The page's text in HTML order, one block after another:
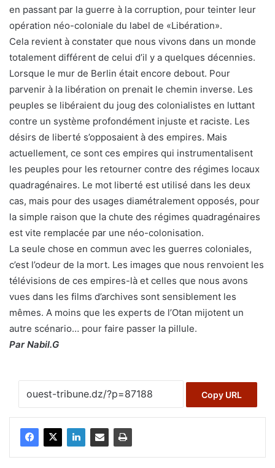
en passant par la guerre à la corruption, pour teinter leur
opération néo-coloniale du label de «Libération».
Cela revient à constater que nous vivons dans un monde
totalement différent de celui d’il y a quelques décennies.
Lorsque le mur de Berlin était encore debout. Pour
parvenir à la libération on prenait le chemin inverse. Les
peuples se libéraient du joug des colonialistes en luttant
contre un système profondément injuste et raciste. Les
désirs de liberté s’opposaient à des empires. Mais
actuellement, ce sont ces empires qui instrumentalisent
les peuples pour les retourner contre des régimes locaux
quadragénaires. Le mot liberté est utilisé dans les deux
cas, mais pour des usages diamétralement opposés, pour
la simple raison que la chute des régimes quadragénaires
est vite remplacée par une néo-colonisation.
La seule chose en commun avec les guerres coloniales,
c’est l’odeur de la mort. Les images que nous renvoient les
télévisions de ces empires-là et celles que nous avons
vues dans les films d’archives sont sensiblement les
mêmes. A moins que les experts de l’Otan mijotent un
autre scénario… pour faire passer la pillule.
Par Nabil.G
Copy URL